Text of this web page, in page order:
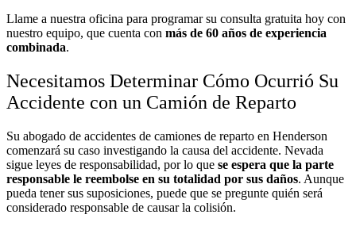
Llame a nuestra oficina para programar su consulta gratuita hoy con
nuestro equipo, que cuenta con más de 60 años de experiencia
combinada.
Necesitamos Determinar Cómo Ocurrió Su
Accidente con un Camión de Reparto
Su abogado de accidentes de camiones de reparto en Henderson
comenzará su caso investigando la causa del accidente. Nevada
sigue leyes de responsabilidad, por lo que se espera que la parte
responsable le reembolse en su totalidad por sus daños. Aunque
pueda tener sus suposiciones, puede que se pregunte quién será
considerado responsable de causar la colisión.